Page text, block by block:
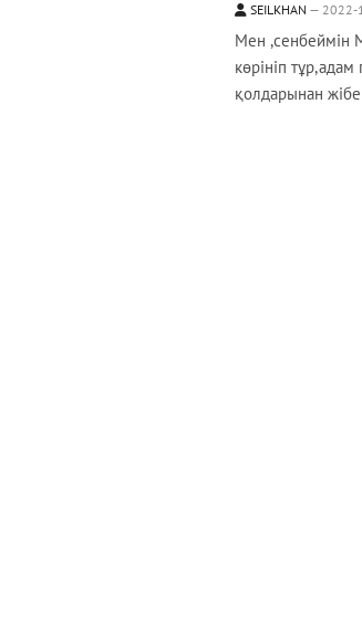
SEILKHAN 2022-
Мен ,сенбеймін
көрініп
қолдарынан